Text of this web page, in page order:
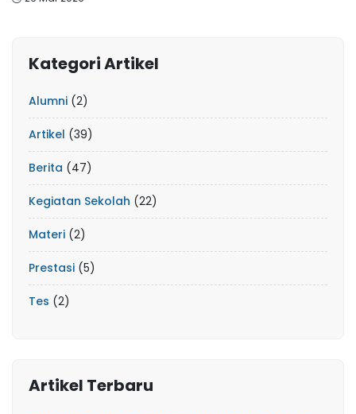
Kategori Artikel
Alumni (2)
Artikel (39)
Berita (47)
Kegiatan Sekolah (22)
Materi (2)
Prestasi (5)
Tes (2)
Artikel Terbaru